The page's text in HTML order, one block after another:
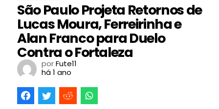
São Paulo Projeta Retornos de
Lucas Moura, Ferreirinha e
Alan Franco para Duelo
Contra o Fortaleza
porFute11
há 1 ano